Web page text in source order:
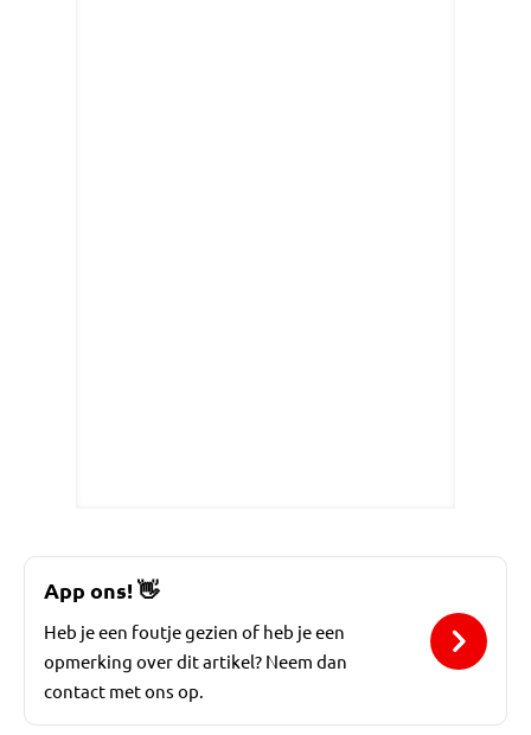
App ons!👋
Heb je een foutje gezien of heb je een
opmerking over dit artikel? Neem dan
contact met ons op.